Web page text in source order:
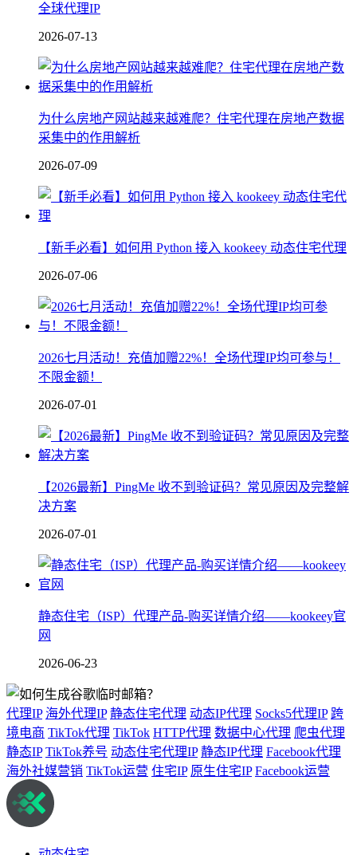
全球代理IP
2026-07-13
为什么房地产网站越来越难爬？住宅代理在房地产数据
采集中的作用解析
2026-07-09
【新手必看】如何用 Python 接入 kookeey 动态住宅代理
2026-07-06
2026七月活动！充值加赠22%！全场代理IP均可参与！
不限金额！
2026-07-01
【2026最新】PingMe 收不到验证码？常见原因及完整解
决方案
2026-07-01
静态住宅（ISP）代理产品-购买详情介绍——kookeey官
网
2026-06-23
代理IP 海外代理IP 静态住宅代理 动态IP代理 Socks5代理IP 跨
境电商 TikTok代理 TikTok HTTP代理 数据中心代理 爬虫代理
静态IP TikTok养号 动态住宅代理IP 静态IP代理 Facebook代理
海外社媒营销 TikTok运营 住宅IP 原生住宅IP Facebook运营